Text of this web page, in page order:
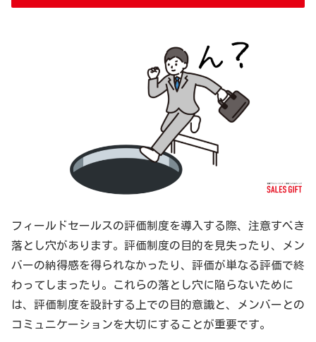
フィールドセールスの評価制度を導入する際、注意すべき
落とし穴があります。評価制度の目的を見失ったり、メン
バーの納得感を得られなかったり、評価が単なる評価で終
わってしまったり。これらの落とし穴に陥らないために
は、評価制度を設計する上での目的意識と、メンバーとの
コミュニケーションを大切にすることが重要です。